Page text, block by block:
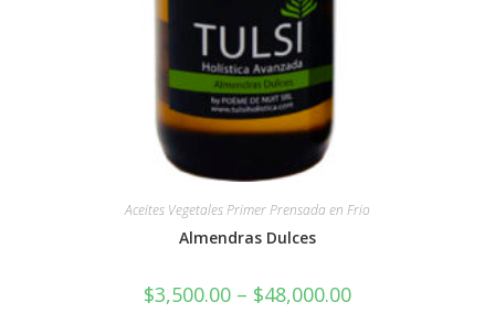
Aceites Vegetales Primer Prensada en Frio
Almendras Dulces
$3,500.00 – $48,000.00